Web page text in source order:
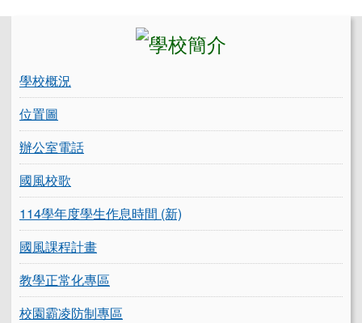
學校概況
位置圖
辦公室電話
國風校歌
114學年度學生作息時間 (新)
國風課程計畫
教學正常化專區
校園霸凌防制專區